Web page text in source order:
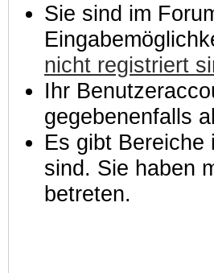
Sie sind im
nicht registriert
Ihr
gegebenenfalls
Es gibt Bereiche
sind. Sie haben
betreten.